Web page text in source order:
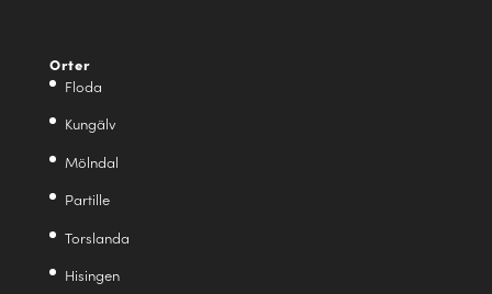
Orter
Floda
Kungälv
Mölndal
Partille
Torslanda
Hisingen